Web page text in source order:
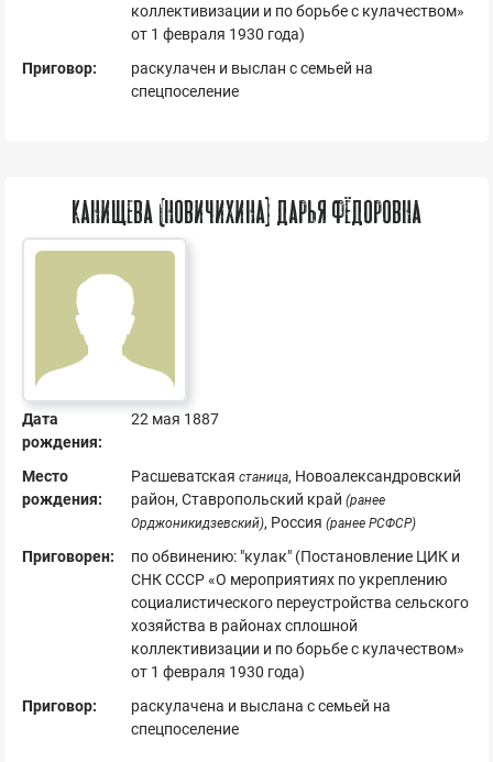
коллективизации и по борьбе с кулачеством»
от 1 февраля 1930 года)
Приговор:
раскулачен и выслан с семьей на
спецпоселение
Канищева (Новичихина) Дарья Фёдоровна
Дата
рождения:
22 мая 1887
Место
рождения:
Расшеватская станица, Новоалександровский
район, Ставропольский край (ранее
Орджоникидзевский), Россия (ранее РСФСР)
Приговорен:
по обвинению: "кулак" (Постановление ЦИК и
СНК СССР «О мероприятиях по укреплению
социалистического переустройства сельского
хозяйства в районах сплошной
коллективизации и по борьбе с кулачеством»
от 1 февраля 1930 года)
Приговор:
раскулачена и выслана с семьей на
спецпоселение